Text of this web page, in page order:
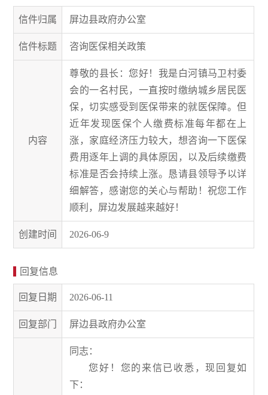
信件归属 屏边县政府办公室
信件标题 咨询医保相关政策
内容
尊敬的县长：您好！我是白河镇马卫村委
会的一名村民，一直按时缴纳城乡居民医
保，切实感受到医保带来的就医保障。但
近年发现医保个人缴费标准每年都在上
涨，家庭经济压力较大，想咨询一下医保
费用逐年上调的具体原因，以及后续缴费
标准是否会持续上涨。恳请县领导予以详
细解答，感谢您的关心与帮助！祝您工作
顺利，屏边发展越来越好！
创建时间 2026-06-9
回复信息
回复日期 2026-06-11
回复部门 屏边县政府办公室
同志：
您好！您的来信已收悉，现回复如
下：